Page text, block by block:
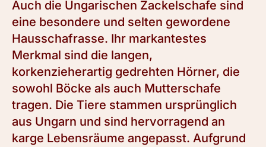
Auch die Ungarischen Zackelschafe sind
eine besondere und selten gewordene
Hausschafrasse. Ihr markantestes
Merkmal sind die langen,
korkenzieherartig gedrehten Hörner, die
sowohl Böcke als auch Mutterschafe
tragen. Die Tiere stammen ursprünglich
aus Ungarn und sind hervorragend an
karge Lebensräume angepasst. Aufgrund